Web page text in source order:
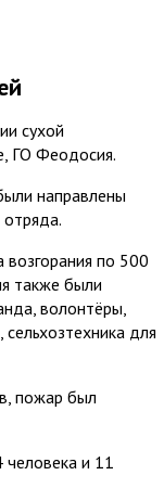
сухой
ГО Феодосия.
направлены
по 500
также были
волонтёры,
для
пожар был
и 11